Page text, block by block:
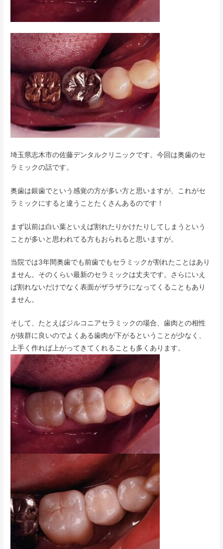
埼玉県志木市の佐藤デンタルクリニックです。今回は奥歯のセ
ラミックの話です。
奥歯は銀歯でという感覚の方が多い方と思いますが、これがセ
ラミックにすると違うことたくさんあるのです！
まず以前は白い葉といえば割れたりかけたりしてしまうという
ことが多いと思われてる方もおられると思いますが。
当院では3年間奥歯でも前歯でもセラミックが割れたことはあり
ません。そのくらい最新のセラミックは丈夫です。さらにいえ
ば割れないだけでなく表面がザラザラになってくることもあり
ません。
そして、たとえばジルコニアセラミックの場合、歯肉との相性
が抜群に良いのでよくある歯肉が下がるということが少なく、
上手く作れば上がってきてくれることも多くあります。